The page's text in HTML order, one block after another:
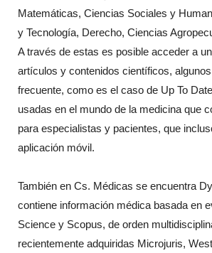
Matemáticas, Ciencias Sociales y
y Tecnología, Derecho, Ciencias
A través de estas es posible acceder a
artículos y contenidos científicos,
frecuente, como es el caso de Up To
usadas en el mundo de la medicina que
para especialistas y pacientes, que
aplicación móvil.
También en Cs. Médicas se encuentra
contiene información médica basada en
Science y Scopus, de orden
recientemente adquiridas Microjuris,